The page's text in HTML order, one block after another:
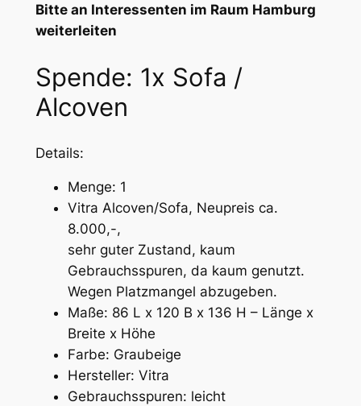
Bitte an Interessenten im Raum Hamburg
weiterleiten
Spende: 1x Sofa /
Alcoven
Details:
Menge: 1
Vitra Alcoven/Sofa, Neupreis ca.
8.000,-,
sehr guter Zustand, kaum
Gebrauchsspuren, da kaum genutzt.
Wegen Platzmangel abzugeben.
Maße: 86 L x 120 B x 136 H – Länge x
Breite x Höhe
Farbe: Graubeige
Hersteller: Vitra
Gebrauchsspuren: leicht